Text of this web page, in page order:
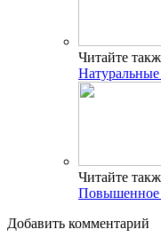
Читайте
Натуральные
Читайте
Повышенное
Добавить комментарий